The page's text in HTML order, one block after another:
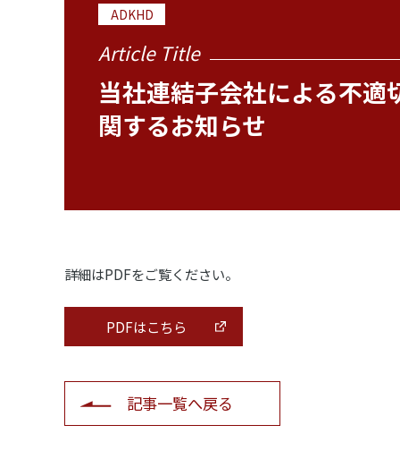
ADKHD
Article Title
当社連結子会社による不
関するお知らせ
詳細はPDFをご覧ください。
PDFはこちら
記事一覧へ戻る